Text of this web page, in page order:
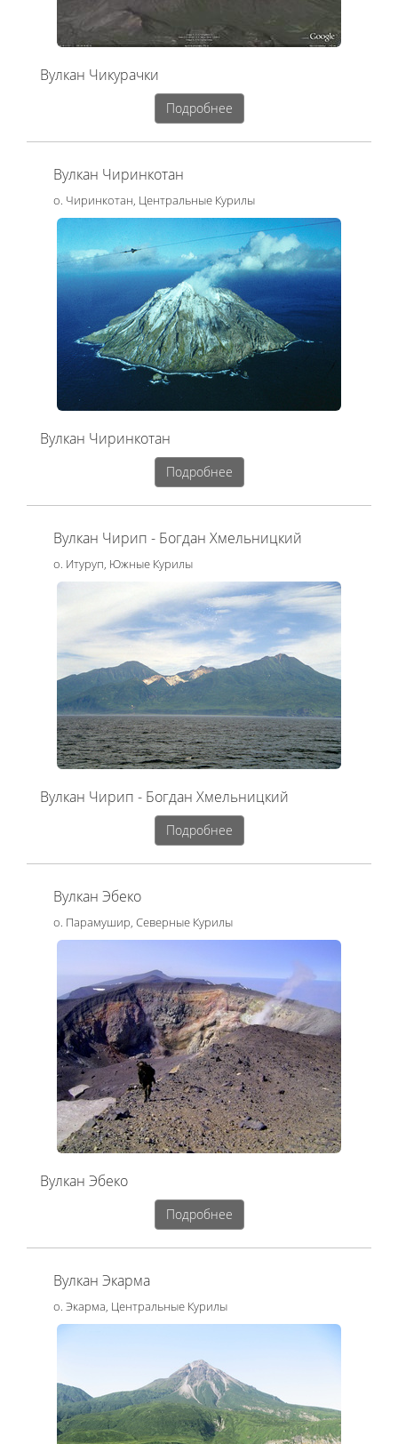
Вулкан Чикурачки
Подробнее
Вулкан Чиринкотан
о. Чиринкотан, Центральные Курилы
Вулкан Чиринкотан
Подробнее
Вулкан Чирип - Богдан Хмельницкий
о. Итуруп, Южные Курилы
Вулкан Чирип - Богдан Хмельницкий
Подробнее
Вулкан Эбеко
о. Парамушир, Северные Курилы
Вулкан Эбеко
Подробнее
Вулкан Экарма
о. Экарма, Центральные Курилы